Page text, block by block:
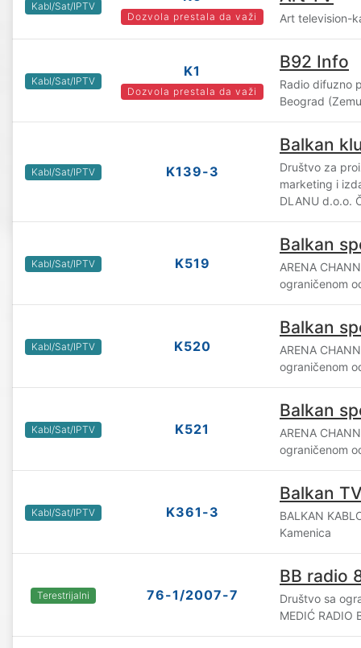
Kabl/Sat/IPTV
Dozvola prestala da važi Art television-
Kabl/Sat/IPTV
K1
Dozvola prestala da važi
B92 Info
Radio difuzno
Beograd
Kabl/Sat/IPTV K139-3
Balkan
Društvo za
marketing i
DLANU d.o.o.
Kabl/Sat/IPTV K519
Balkan
ARENA
ograničenom
Kabl/Sat/IPTV K520
Balkan
ARENA
ograničenom
Kabl/Sat/IPTV K521
Balkan
ARENA
ograničenom
Kabl/Sat/IPTV K361-3
Balkan
BALKAN
Kamenica
Terestrijalni 76-1/2007-7
BB radio
Društvo sa
MEDIĆ RADIO